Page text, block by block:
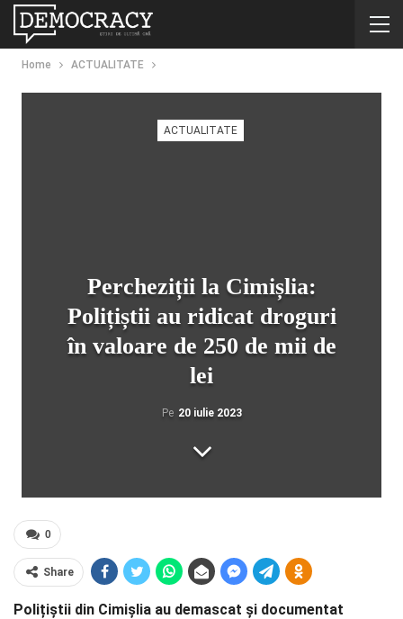
Home ACTUALITATE
ACTUALITATE
Percheziții la Cimișlia:
Polițiștii au ridicat droguri
în valoare de 250 de mii de
lei
Pe 20 iulie 2023
0
Share
Polițiștii din Cimișlia au demascat și documentat